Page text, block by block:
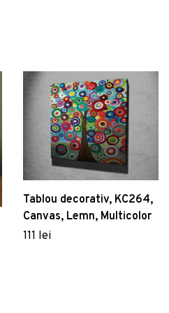
Tablou decorativ, KC264,
Canvas, Lemn, Multicolor
111 lei